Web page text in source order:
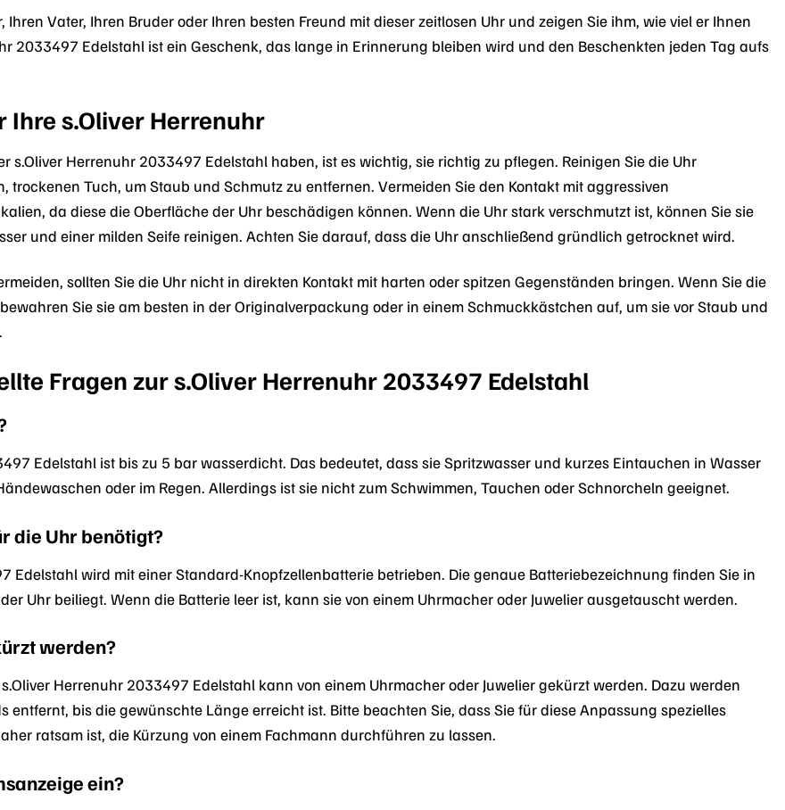
Ihren Vater, Ihren Bruder oder Ihren besten Freund mit dieser zeitlosen Uhr und zeigen Sie ihm, wie viel er Ihnen
2033497 Edelstahl ist ein Geschenk, das lange in Erinnerung bleiben wird und den Beschenkten jeden Tag aufs
Ihre s.Oliver Herrenuhr
s.Oliver Herrenuhr 2033497 Edelstahl haben, ist es wichtig, sie richtig zu pflegen. Reinigen Sie die Uhr
trockenen Tuch, um Staub und Schmutz zu entfernen. Vermeiden Sie den Kontakt mit aggressiven
da diese die Oberfläche der Uhr beschädigen können. Wenn die Uhr stark verschmutzt ist, können Sie sie
und einer milden Seife reinigen. Achten Sie darauf, dass die Uhr anschließend gründlich getrocknet wird.
sollten Sie die Uhr nicht in direkten Kontakt mit harten oder spitzen Gegenständen bringen. Wenn Sie die
Sie sie am besten in der Originalverpackung oder in einem Schmuckkästchen auf, um sie vor Staub und
Fragen zur s.Oliver Herrenuhr 2033497 Edelstahl
Edelstahl ist bis zu 5 bar wasserdicht. Das bedeutet, dass sie Spritzwasser und kurzes Eintauchen in Wasser
oder im Regen. Allerdings ist sie nicht zum Schwimmen, Tauchen oder Schnorcheln geeignet.
die Uhr benötigt?
Edelstahl wird mit einer Standard-Knopfzellenbatterie betrieben. Die genaue Batteriebezeichnung finden Sie in
Uhr beiliegt. Wenn die Batterie leer ist, kann sie von einem Uhrmacher oder Juwelier ausgetauscht werden.
werden?
Herrenuhr 2033497 Edelstahl kann von einem Uhrmacher oder Juwelier gekürzt werden. Dazu werden
entfernt, bis die gewünschte Länge erreicht ist. Bitte beachten Sie, dass Sie für diese Anpassung spezielles
ratsam ist, die Kürzung von einem Fachmann durchführen zu lassen.
ein?